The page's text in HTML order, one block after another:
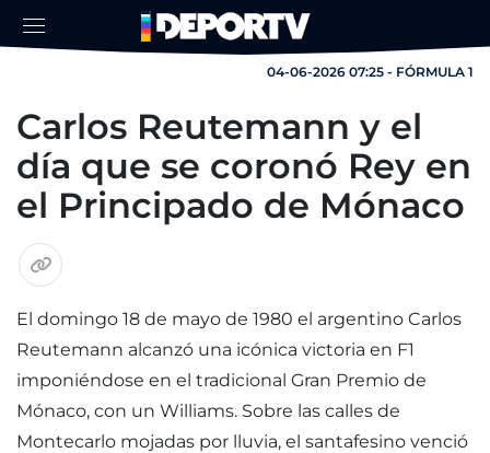
04-06-2026 07:25 - FÓRMULA 1
Carlos Reutemann y el
día que se coronó Rey en
el Principado de Mónaco
El domingo 18 de mayo de 1980 el argentino Carlos
Reutemann alcanzó una icónica victoria en F1
imponiéndose en el tradicional Gran Premio de
Mónaco, con un Williams. Sobre las calles de
Montecarlo mojadas por lluvia, el santafesino venció